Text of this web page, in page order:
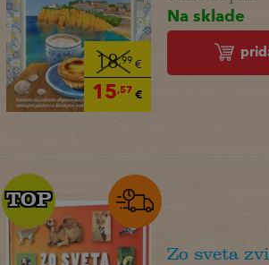
18,99 €
15,57 €
Na sklade
TOP
TOP
Zo sveta